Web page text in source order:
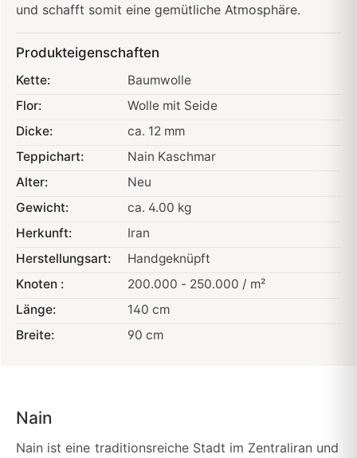
und schafft somit eine gemütliche Atmosphäre.
Produkteigenschaften
Kette:
Baumwolle
Flor:
Wolle mit Seide
Dicke:
ca. 12 mm
Teppichart:
Nain Kaschmar
Alter:
Neu
Gewicht:
ca. 4.00 kg
Herkunft:
Iran
Herstellungsart:
Handgeknüpft
Knoten :
200.000 - 250.000 / m²
Länge:
140 cm
Breite:
90 cm
Nain
Nain ist eine traditionsreiche Stadt im Zentraliran und